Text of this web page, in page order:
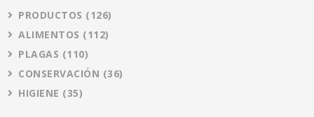
PRODUCTOS (126)
ALIMENTOS (112)
PLAGAS (110)
CONSERVACIÓN (36)
HIGIENE (35)